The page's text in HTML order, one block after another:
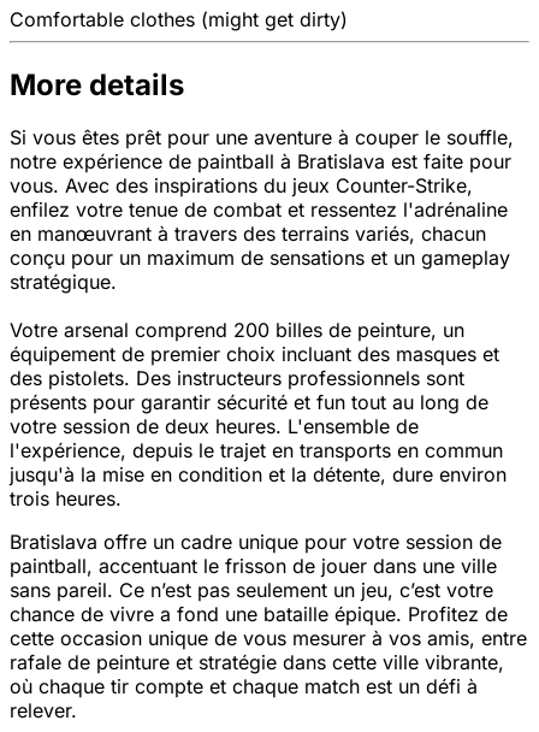
Comfortable clothes (might get dirty)
More details
Si vous êtes prêt pour une aventure à couper le souffle,
notre expérience de paintball à Bratislava est faite pour
vous. Avec des inspirations du jeux Counter-Strike,
enfilez votre tenue de combat et ressentez l'adrénaline
en manœuvrant à travers des terrains variés, chacun
conçu pour un maximum de sensations et un gameplay
stratégique.
Votre arsenal comprend 200 billes de peinture, un
équipement de premier choix incluant des masques et
des pistolets. Des instructeurs professionnels sont
présents pour garantir sécurité et fun tout au long de
votre session de deux heures. L'ensemble de
l'expérience, depuis le trajet en transports en commun
jusqu'à la mise en condition et la détente, dure environ
trois heures.
Bratislava offre un cadre unique pour votre session de
paintball, accentuant le frisson de jouer dans une ville
sans pareil. Ce n’est pas seulement un jeu, c’est votre
chance de vivre a fond une bataille épique. Profitez de
cette occasion unique de vous mesurer à vos amis, entre
rafale de peinture et stratégie dans cette ville vibrante,
où chaque tir compte et chaque match est un défi à
relever.